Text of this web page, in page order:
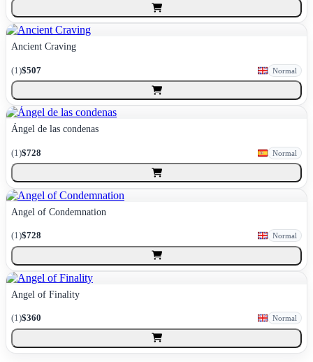
Ancient Craving
(1)$507 Normal
Ángel de las condenas
(1)$728 Normal
Angel of Condemnation
(1)$728 Normal
Angel of Finality
(1)$360 Normal